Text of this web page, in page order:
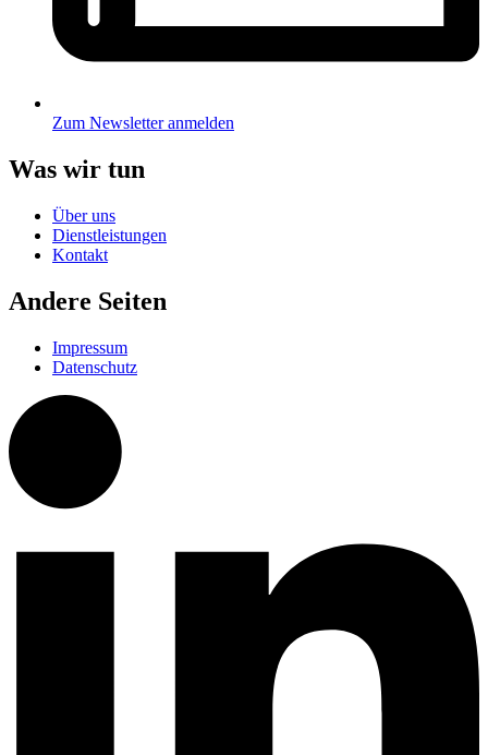
Zum Newsletter anmelden
Was wir tun
Über uns
Dienstleistungen
Kontakt
Andere Seiten
Impressum
Datenschutz